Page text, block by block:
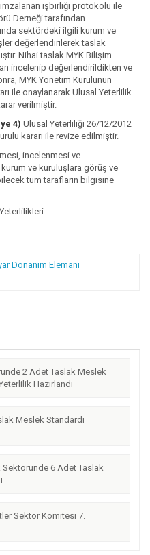
imzalanan işbirliği protokolü ile
Derneği tarafından
sektördeki ilgili kurum ve
değerlendirilerek taslak
Nihai taslak MYK Bilişim
incelenip değerlendirildikten ve
MYK Yönetim Kurulunun
ile onaylanarak Ulusal Yeterlilik
verilmiştir.
4) Ulusal Yeterliliği 26/12/2012
kararı ile revize edilmiştir.
incelenmesi ve
ve kuruluşlara görüş ve
tüm tarafların bilgisine
Donanım Elemanı
2 Adet Taslak Meslek
Hazırlandı
Meslek Standardı
Sektöründe 6 Adet Taslak
Sektör Komitesi 7.